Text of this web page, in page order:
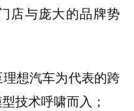
店与庞大的品牌势
想汽车为代表的跨
技术呼啸而入；